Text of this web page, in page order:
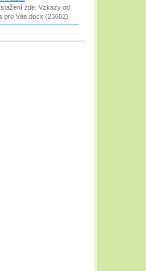
stažení zde: Vzkazy od
pro Vás.docx (23602)